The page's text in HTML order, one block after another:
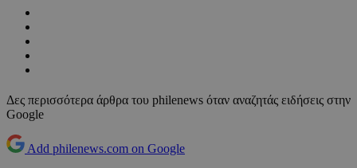
Δες περισσότερα άρθρα του philenews όταν αναζητάς ειδήσεις στην
Google
Add philenews.com on Google